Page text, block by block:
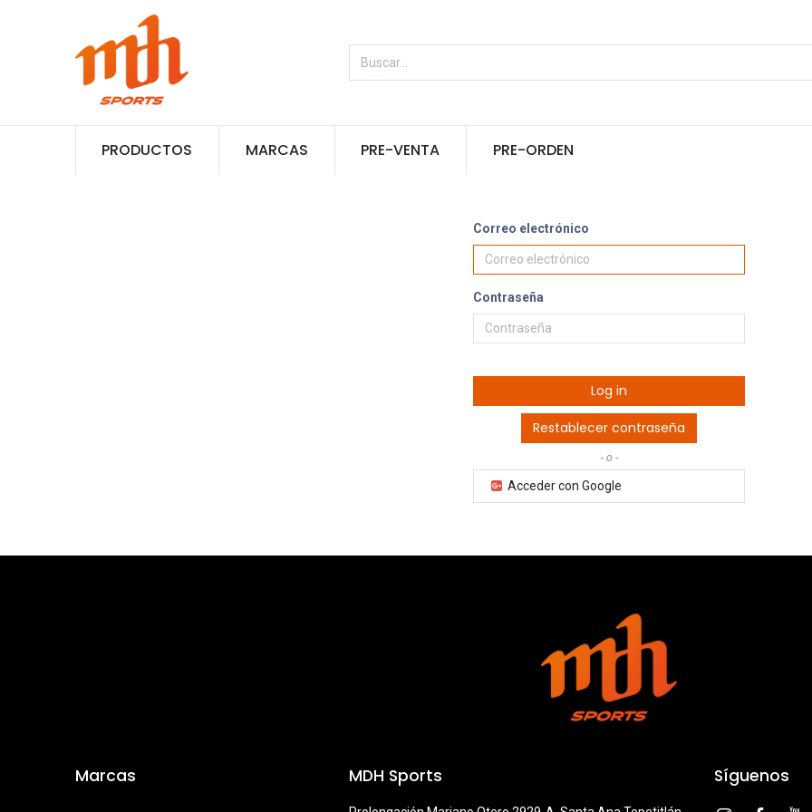
PRODUCTOS MARCAS PRE-VENTA PRE-ORDEN
Correo electrónico
Contraseña
Log in
Restablecer contraseña
- o -
Acceder con Google
Marcas MDH Sports Síguenos